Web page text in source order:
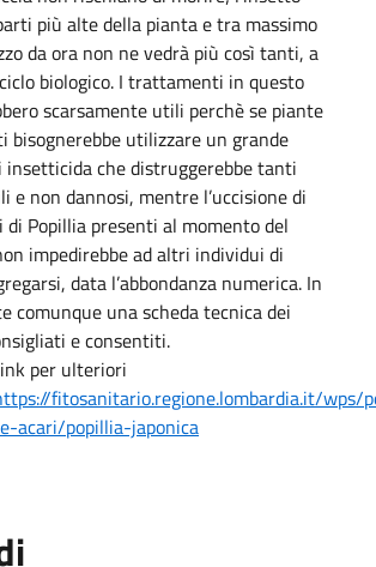
più alte della pianta e tra massimo
da ora non ne vedrà più così tanti, a
biologico. I trattamenti in questo
scarsamente utili perchè se piante
bisognerebbe utilizzare un grande
che distruggerebbe tanti
non dannosi, mentre l’uccisione di
Popillia presenti al momento del
impedirebbe ad altri individui di
data l’abbondanza numerica. In
comunque una scheda tecnica dei
e consentiti.
per ulteriori
fitosanitario.regione.lombardia.it/
acari/popillia-japonica